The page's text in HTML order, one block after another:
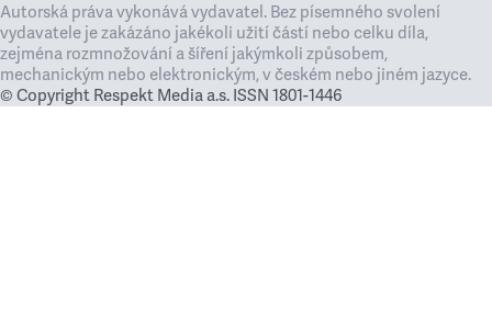
Autorská práva vykonává vydavatel. Bez písemného svolení
vydavatele je zakázáno jakékoli užití částí nebo celku díla,
zejména rozmnožování a šíření jakýmkoli způsobem,
mechanickým nebo elektronickým, v českém nebo jiném jazyce.
© Copyright Respekt Media a.s. ISSN 1801-1446